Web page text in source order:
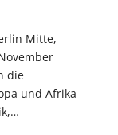
Mitte,
die
und Afrika